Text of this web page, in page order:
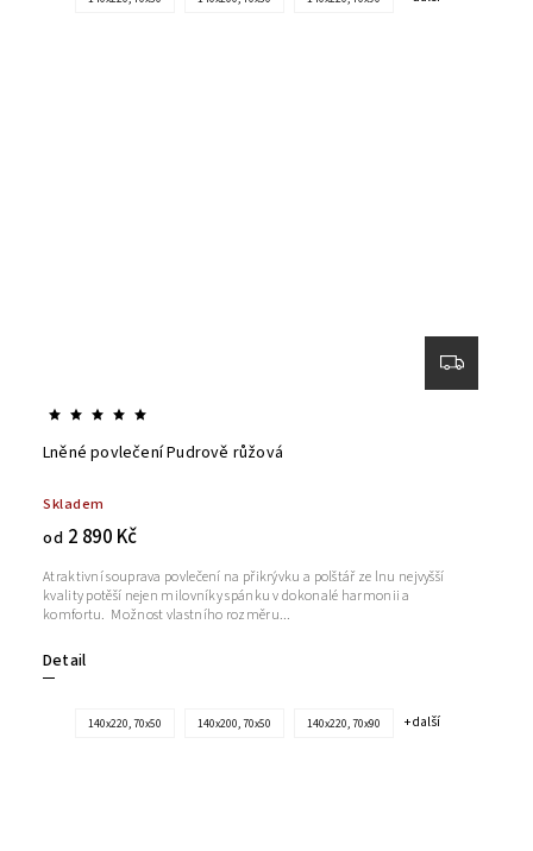
Lněné povlečení Pudrově růžová
Skladem
od 2 890 Kč
Detail
Atraktivní souprava povlečení na přikrývku a polštář ze lnu nejvyšší
kvality potěší nejen milovníky spánku v dokonalé harmonii a
komfortu. Možnost vlastního rozměru...
140x220, 70x50 140x200, 70x50 140x220, 70x90 + další